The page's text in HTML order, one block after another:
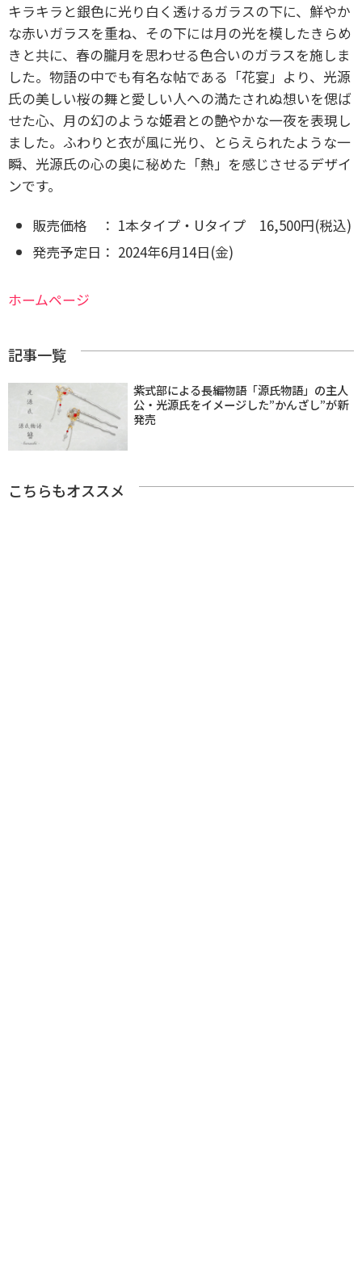
キラキラと銀色に光り白く透けるガラスの下に、鮮やか
な赤いガラスを重ね、その下には月の光を模したきらめ
きと共に、春の朧月を思わせる色合いのガラスを施しま
した。物語の中でも有名な帖である「花宴」より、光源
氏の美しい桜の舞と愛しい人への満たされぬ想いを偲ば
せた心、月の幻のような姫君との艶やかな一夜を表現し
ました。ふわりと衣が風に光り、とらえられたような一
瞬、光源氏の心の奥に秘めた「熱」を感じさせるデザイ
ンです。
販売価格 ： 1本タイプ・Uタイプ 16,500円(税込)
発売予定日： 2024年6月14日(金)
ホームページ
記事一覧
紫式部による長編物語「源氏物語」の主人
公・光源氏をイメージした”かんざし”が新
発売
こちらもオススメ